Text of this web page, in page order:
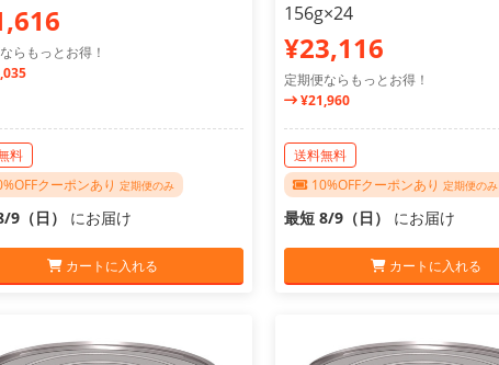
らもっとお得！
料
クーポンあり 定期便のみ
9（日） にお届け
カートに入れる
156g×24
¥23,116
定期便ならもっとお得！
¥21,960
送料無料
10%OFFクーポンあり 定期便のみ
最短 8/9（日） にお届け
カートに入れる